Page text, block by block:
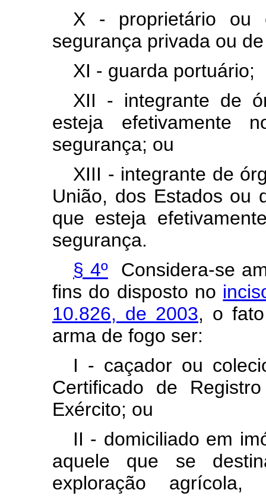
X - proprietário ou
segurança privada ou
XI - guarda portuário;
XII - integrante de
esteja efetivamente
segurança; ou
XIII - integrante de
União, dos Estados ou
que esteja
segurança.
§ 4ºConsidera-se
fins do disposto no
10.826, de 2003, o
arma de fogo ser:
I - caçador ou
Certificado de
Exército; ou
II - domiciliado em
aquele que se
exploração agrícola,